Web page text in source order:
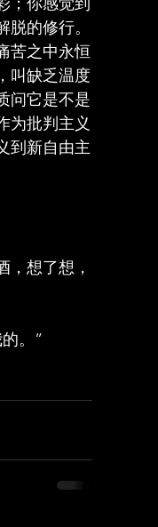
的修行。
苦之中永恒
叫缺乏温度
问它是不是
为批判主义
到新自由主
，想了想，
。”